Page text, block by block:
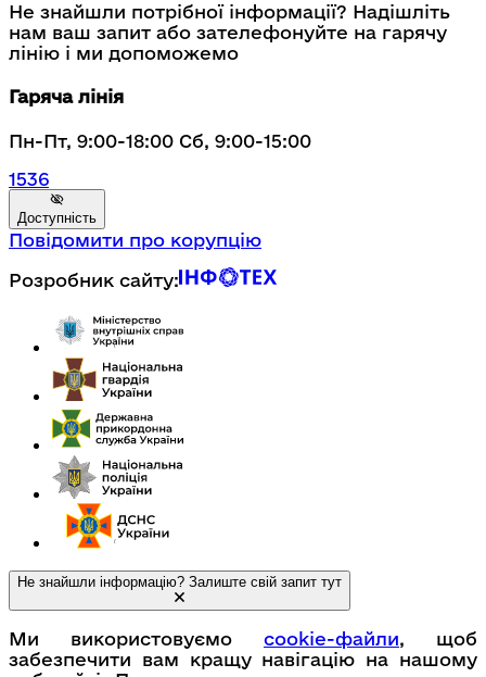
Не знайшли потрібної інформації? Надішліть
нам ваш запит або зателефонуйте на гарячу
лінію і ми допоможемо
Гаряча лінія
Пн-Пт, 9:00-18:00 Сб, 9:00-15:00
1536
Доступність
Повідомити про корупцію
Розробник сайту:
Не знайшли інформацію? Залиште свій запит тут
Ми використовуємо cookie-файли, щоб
забезпечити вам кращу навігацію на нашому